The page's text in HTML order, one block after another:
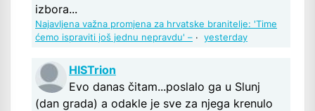
izbora...
Najavljena važna promjena za hrvatske branitelje: 'Time
ćemo ispraviti još jednu nepravdu' – · yesterday
HISTrion
Evo danas čitam...poslalo ga u Slunj
(dan grada) a odakle je sve za njega krenulo